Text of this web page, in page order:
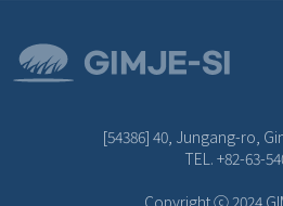
[54386] 40, Jungang-ro,
TEL. +82-63-
Copyright ⓒ 2024